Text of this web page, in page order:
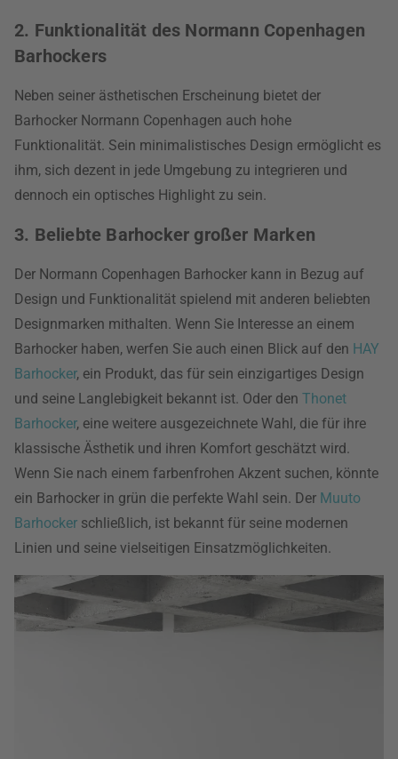
2. Funktionalität des Normann Copenhagen
Barhockers
Neben seiner ästhetischen Erscheinung bietet der
Barhocker Normann Copenhagen auch hohe
Funktionalität. Sein minimalistisches Design ermöglicht es
ihm, sich dezent in jede Umgebung zu integrieren und
dennoch ein optisches Highlight zu sein.
3. Beliebte Barhocker großer Marken
Der Normann Copenhagen Barhocker kann in Bezug auf
Design und Funktionalität spielend mit anderen beliebten
Designmarken mithalten. Wenn Sie Interesse an einem
Barhocker haben, werfen Sie auch einen Blick auf den HAY
Barhocker, ein Produkt, das für sein einzigartiges Design
und seine Langlebigkeit bekannt ist. Oder den Thonet
Barhocker, eine weitere ausgezeichnete Wahl, die für ihre
klassische Ästhetik und ihren Komfort geschätzt wird.
Wenn Sie nach einem farbenfrohen Akzent suchen, könnte
ein Barhocker in grün die perfekte Wahl sein. Der Muuto
Barhocker schließlich, ist bekannt für seine modernen
Linien und seine vielseitigen Einsatzmöglichkeiten.